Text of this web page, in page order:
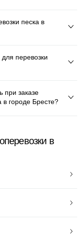
песка в
перевозки
при заказе
в городе Бресте?
в